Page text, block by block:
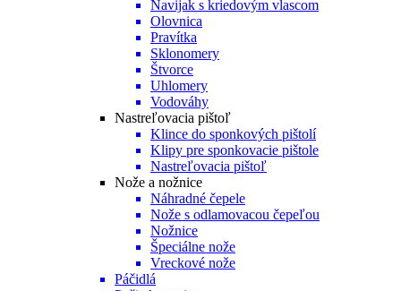
Navijak s kriedovým vlascom
Olovnica
Pravítka
Sklonomery
Štvorce
Uhlomery
Vodováhy
Nastreľovacia pištoľ
Klince do sponkových pištolí
Klipy pre sponkovacie pištole
Nastreľovacia pištoľ
Nože a nožnice
Náhradné čepele
Nože s odlamovacou čepeľou
Nožnice
Špeciálne nože
Vreckové nože
Páčidlá